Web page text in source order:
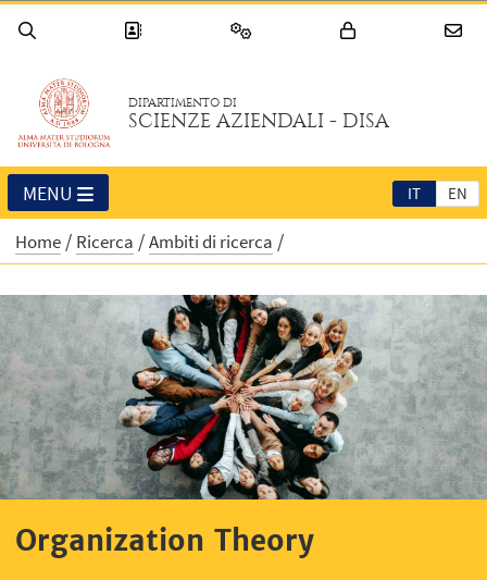
DIPARTIMENTO DI
SCIENZE AZIENDALI - DISA
IT EN
MENU
Home Ricerca Ambiti di ricerca
Organization Theory